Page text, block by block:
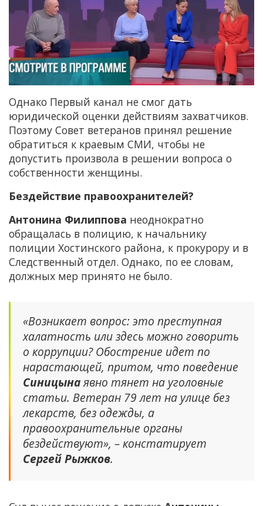
Однако Первый канал не смог дать
юридической оценки действиям захватчиков.
Поэтому Совет ветеранов принял решение
обратиться к краевым СМИ, чтобы не
допустить произвола в решении вопроса о
собственности женщины.
Бездействие правоохранителей?
Антонина Филиппова неоднократно
обращалась в полицию, к начальнику
полиции Хостинского района, к прокурору и в
Следственный отдел. Однако, по ее словам,
должных мер принято не было.
«Возникает вопрос: это преступная
халатность или здесь можно говорить
о коррупции? Обострение идет по
нарастающей, притом, что поведение
Синицынаявно тянет на уголовные
статьи. Ветеран 79 лет на улице без
лекарств, без одежды, а
правоохранительные органы
бездействуют», – констатирует
Сергей Рыжков.